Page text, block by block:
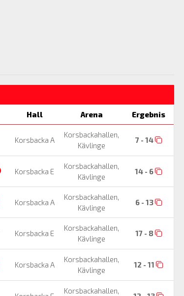
Hall Arena Ergebnis
Korsbacka A
Korsbackahallen,
Kävlinge
7 - 14
Korsbacka E
Korsbackahallen,
Kävlinge
14 - 6
Korsbacka A
Korsbackahallen,
Kävlinge
6 - 13
Korsbacka E
Korsbackahallen,
Kävlinge
17 - 8
Korsbacka A
Korsbackahallen,
Kävlinge
12 - 11
Korsbackahallen,